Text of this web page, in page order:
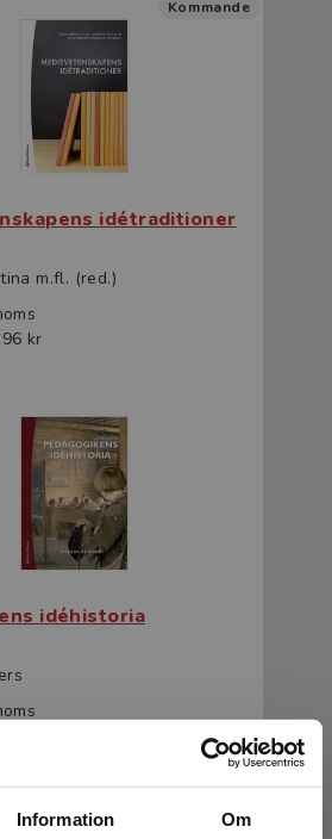
Information Om
idétraditioner
m.fl. (red.)
kr
Kommande
idéhistoria